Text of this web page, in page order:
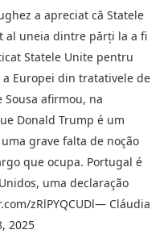
a apreciat că Statele
al uneia dintre părţi la a fi
Statele Unite pentru
Europei din tratativele de
Sousa afirmou, na
Donald Trump é um
grave falta de noção
que ocupa. Portugal é
uma declaração
zRlPYQCUDl— Cláudia
2025